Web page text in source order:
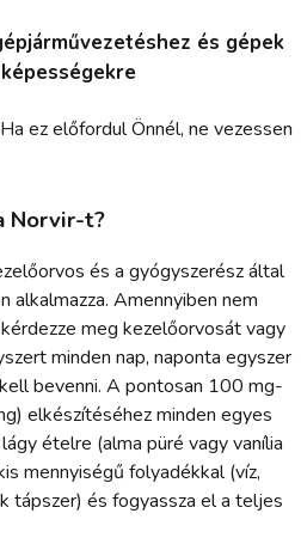
és gépek
ez előfordul Önnél, ne vezessen
Norvir-t?
és a gyógyszerész által
Amennyiben nem
meg kezelőorvosát vagy
minden nap, naponta egyszer
bevenni. A pontosan 100 mg-
elkészítéséhez minden egyes
ételre (alma püré vagy vanília
mennyiségű folyadékkal (víz,
tápszer) és fogyassza el a teljes